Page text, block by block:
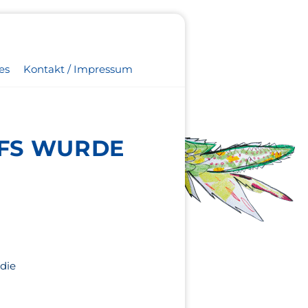
Kontakt / Impressum
WURDE